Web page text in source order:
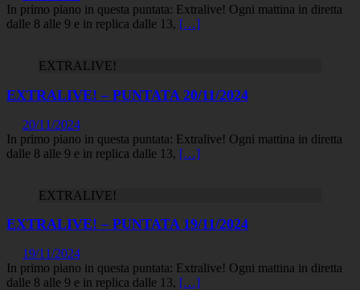
In primo piano in questa puntata: Extralive! Ogni mattina in diretta
dalle 8 alle 9 e in replica dalle 13, […]
EXTRALIVE!
EXTRALIVE! – PUNTATA 20/11/2024
20/11/2024
In primo piano in questa puntata: Extralive! Ogni mattina in diretta
dalle 8 alle 9 e in replica dalle 13, […]
EXTRALIVE!
EXTRALIVE! – PUNTATA 19/11/2024
19/11/2024
In primo piano in questa puntata: Extralive! Ogni mattina in diretta
dalle 8 alle 9 e in replica dalle 13, […]